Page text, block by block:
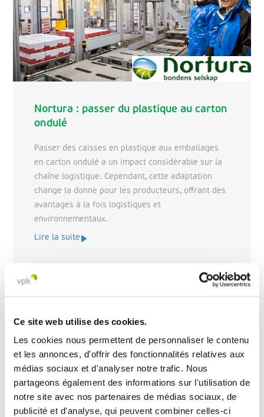
Ce site web utilise des cookies.
Les cookies nous permettent de personnaliser le contenu
et les annonces, d'offrir des fonctionnalités relatives aux
médias sociaux et d'analyser notre trafic. Nous
partageons également des informations sur l'utilisation de
notre site avec nos partenaires de médias sociaux, de
publicité et d'analyse, qui peuvent combiner celles-ci
Nortura : passer du plastique au carton
ondulé
Passer des caisses en plastique aux emballages
en carton ondulé a un impact considérable sur la
chaîne logistique. Cependant, cette adaptation
change la donne pour les producteurs, offrant des
avantages à la fois logistiques et
environnementaux.
Lire la suite